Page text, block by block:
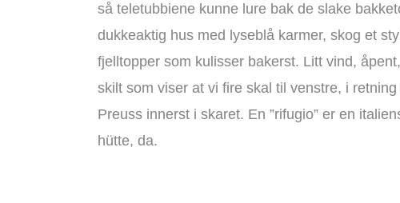
så teletubbiene kunne lure bak de slake
dukkeaktig hus med lyseblå karmer, skog et
fjelltopper som kulisser bakerst. Litt vind,
skilt som viser at vi fire skal til venstre, i
Preuss innerst i skaret. En ”rifugio” er en
hütte, da.